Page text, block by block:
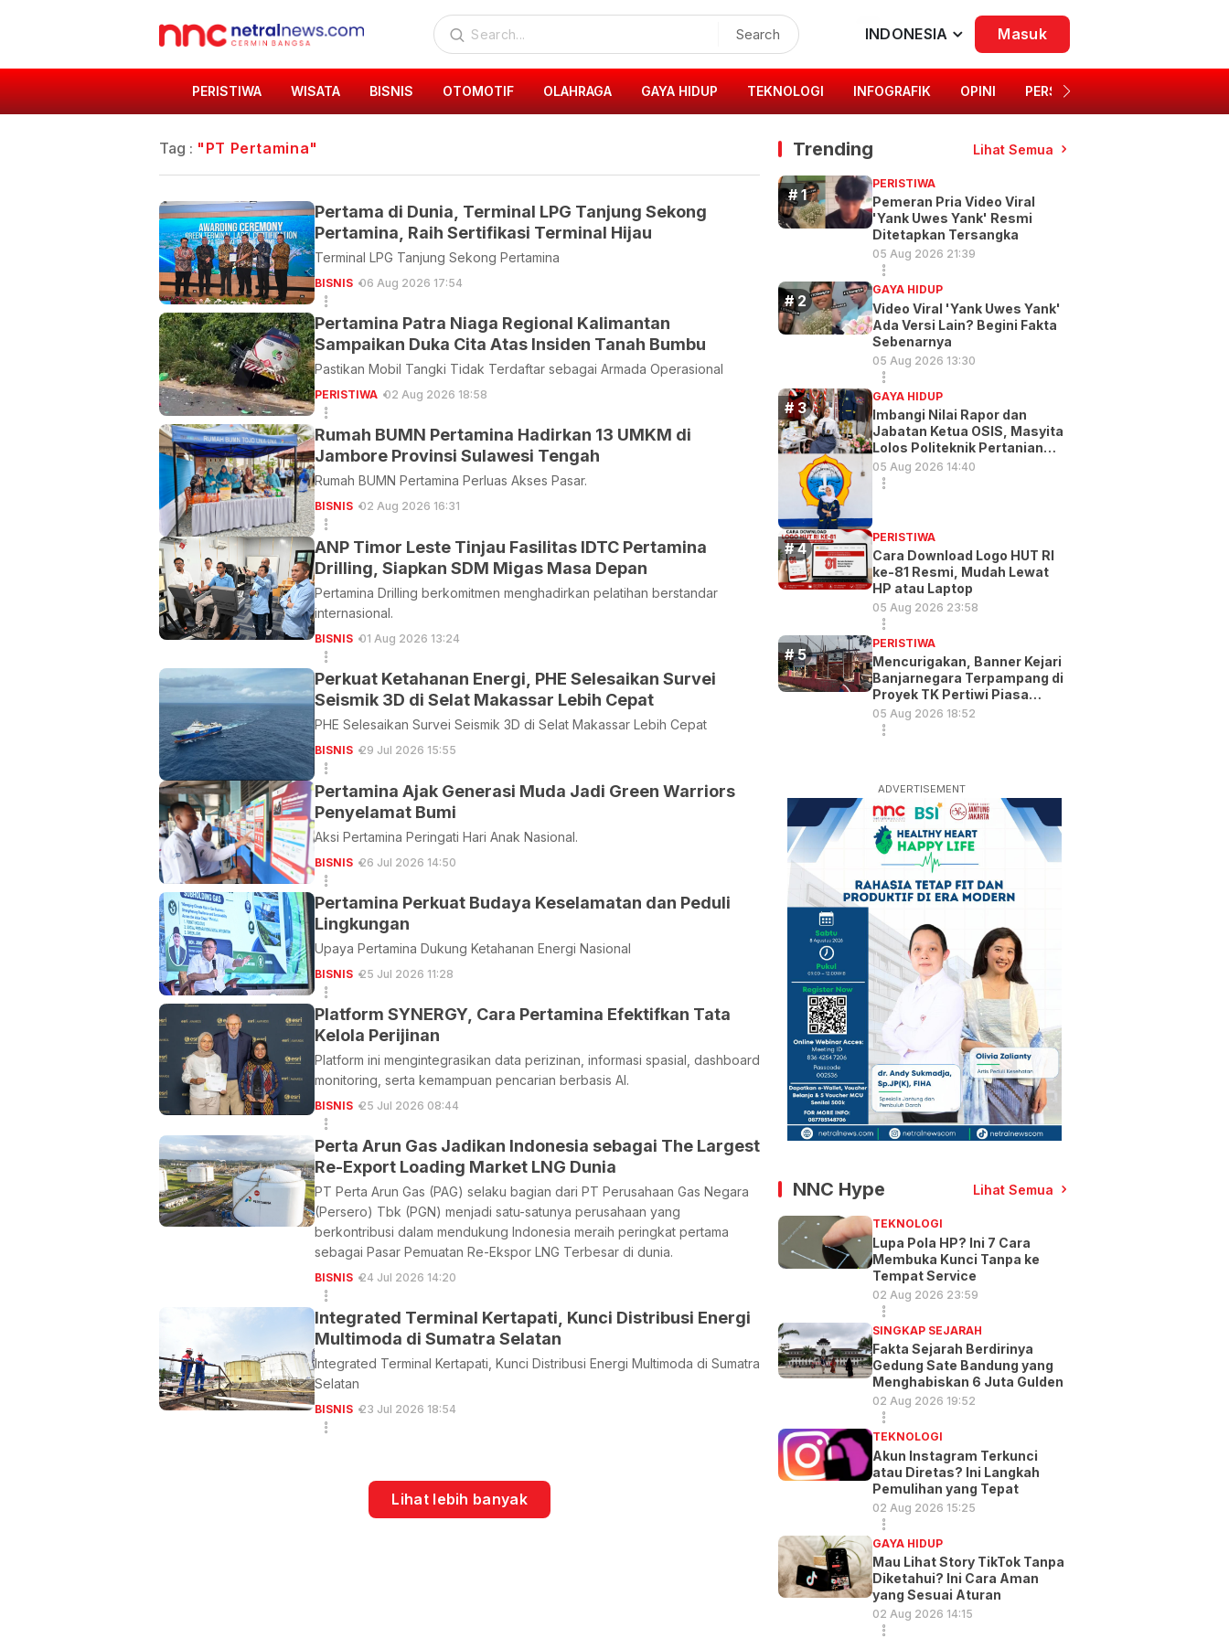
Search INDONESIA Masuk
PERISTIWA WISATA BISNIS OTOMOTIF OLAHRAGA GAYA HIDUP TEKNOLOGI INFOGRAFIK OPINI PERSONA
Tag : "PT Pertamina"
Pertama di Dunia, Terminal LPG Tanjung Sekong
Pertamina, Raih Sertifikasi Terminal Hijau
Terminal LPG Tanjung Sekong Pertamina
BISNIS 06 Aug 2026 17:54
Pertamina Patra Niaga Regional Kalimantan
Sampaikan Duka Cita Atas Insiden Tanah Bumbu
Pastikan Mobil Tangki Tidak Terdaftar sebagai Armada Operasional
PERISTIWA 02 Aug 2026 18:58
Rumah BUMN Pertamina Hadirkan 13 UMKM di
Jambore Provinsi Sulawesi Tengah
Rumah BUMN Pertamina Perluas Akses Pasar.
BISNIS 02 Aug 2026 16:31
ANP Timor Leste Tinjau Fasilitas IDTC Pertamina
Drilling, Siapkan SDM Migas Masa Depan
Pertamina Drilling berkomitmen menghadirkan pelatihan berstandar
internasional.
BISNIS 01 Aug 2026 13:24
Perkuat Ketahanan Energi, PHE Selesaikan Survei
Seismik 3D di Selat Makassar Lebih Cepat
PHE Selesaikan Survei Seismik 3D di Selat Makassar Lebih Cepat
BISNIS 29 Jul 2026 15:55
Pertamina Ajak Generasi Muda Jadi Green Warriors
Penyelamat Bumi
Aksi Pertamina Peringati Hari Anak Nasional.
BISNIS 26 Jul 2026 14:50
Pertamina Perkuat Budaya Keselamatan dan Peduli
Lingkungan
Upaya Pertamina Dukung Ketahanan Energi Nasional
BISNIS 25 Jul 2026 11:28
Platform SYNERGY, Cara Pertamina Efektifkan Tata
Kelola Perijinan
Platform ini mengintegrasikan data perizinan, informasi spasial, dashboard
monitoring, serta kemampuan pencarian berbasis AI.
BISNIS 25 Jul 2026 08:44
Perta Arun Gas Jadikan Indonesia sebagai The Largest
Re-Export Loading Market LNG Dunia
PT Perta Arun Gas (PAG) selaku bagian dari PT Perusahaan Gas Negara
(Persero) Tbk (PGN) menjadi satu-satunya perusahaan yang
berkontribusi dalam mendukung Indonesia meraih peringkat pertama
sebagai Pasar Pemuatan Re-Ekspor LNG Terbesar di dunia.
BISNIS 24 Jul 2026 14:20
Integrated Terminal Kertapati, Kunci Distribusi Energi
Multimoda di Sumatra Selatan
Integrated Terminal Kertapati, Kunci Distribusi Energi Multimoda di Sumatra
Selatan
BISNIS 23 Jul 2026 18:54
Lihat lebih banyak
Trending Lihat Semua
PERISTIWA
Pemeran Pria Video Viral
'Yank Uwes Yank' Resmi
Ditetapkan Tersangka
05 Aug 2026 21:39
GAYA HIDUP
Video Viral 'Yank Uwes Yank'
Ada Versi Lain? Begini Fakta
Sebenarnya
05 Aug 2026 13:30
GAYA HIDUP
Imbangi Nilai Rapor dan
Jabatan Ketua OSIS, Masyita
Lolos Politeknik Pertanian
Gowa
05 Aug 2026 14:40
PERISTIWA
Cara Download Logo HUT RI
ke-81 Resmi, Mudah Lewat
HP atau Laptop
05 Aug 2026 23:58
PERISTIWA
Mencurigakan, Banner Kejari
Banjarnegara Terpampang di
Proyek TK Pertiwi Piasa
Wetan
05 Aug 2026 18:52
ADVERTISEMENT
NNC Hype Lihat Semua
TEKNOLOGI
Lupa Pola HP? Ini 7 Cara
Membuka Kunci Tanpa ke
Tempat Service
02 Aug 2026 23:59
SINGKAP SEJARAH
Fakta Sejarah Berdirinya
Gedung Sate Bandung yang
Menghabiskan 6 Juta Gulden
02 Aug 2026 19:52
TEKNOLOGI
Akun Instagram Terkunci
atau Diretas? Ini Langkah
Pemulihan yang Tepat
02 Aug 2026 15:25
GAYA HIDUP
Mau Lihat Story TikTok Tanpa
Diketahui? Ini Cara Aman
yang Sesuai Aturan
02 Aug 2026 14:15